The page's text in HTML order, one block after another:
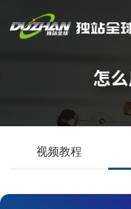
视频教程